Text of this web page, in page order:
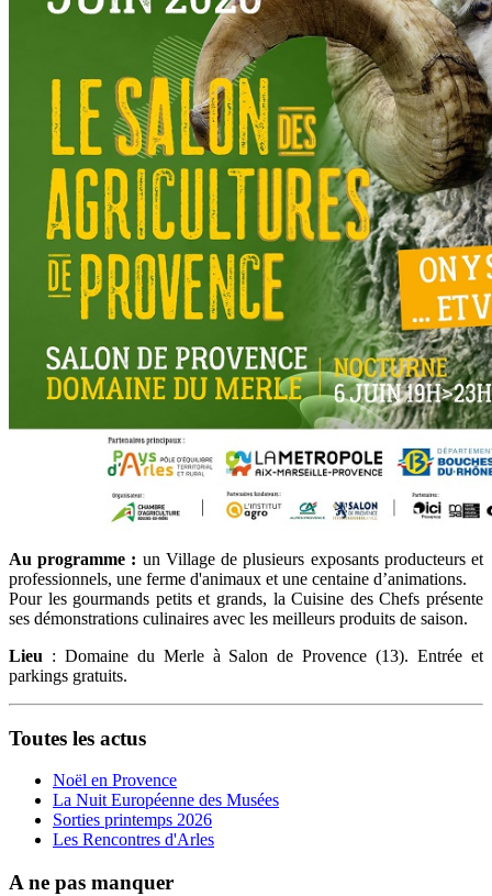
Au programme : un Village de plusieurs exposants producteurs et
professionnels, une ferme d'animaux et une centaine d’animations.
Pour les gourmands petits et grands, la Cuisine des Chefs présente
ses démonstrations culinaires avec les meilleurs produits de saison.
Lieu : Domaine du Merle à Salon de Provence (13). Entrée et
parkings gratuits.
Toutes les actus
Noël en Provence
La Nuit Européenne des Musées
Sorties printemps 2026
Les Rencontres d'Arles
A ne pas manquer